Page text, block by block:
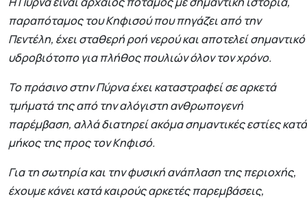
παραπόταμος του Κηφισού που πηγάζει από την
Πεντέλη, έχει σταθερή ροή νερού και αποτελεί σημαντικό
υδροβιότοπο για πλήθος πουλιών όλον τον χρόνο.
Το πράσινο στην Πύρνα έχει καταστραφεί σε αρκετά
τμήματά της από την αλόγιστη ανθρωπογενή
παρέμβαση, αλλά διατηρεί ακόμα σημαντικές εστίες κατά
μήκος της προς τον Κηφισό.
Για τη σωτηρία και την φυσική ανάπλαση της περιοχής,
έχουμε κάνει κατά καιρούς αρκετές παρεμβάσεις,